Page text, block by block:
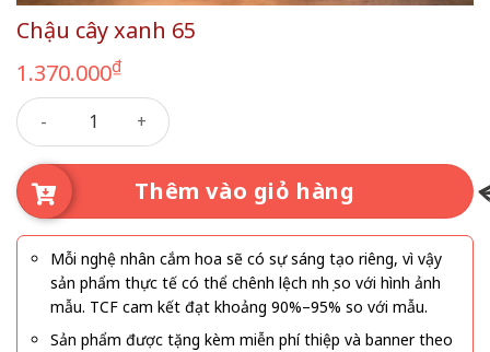
Chậu cây xanh 65
1.370.000₫
Chậu cây xanh 65 số lượng
Thêm vào giỏ hàng
Mỗi nghệ nhân cắm hoa sẽ có sự sáng tạo riêng, vì vậy
sản phẩm thực tế có thể chênh lệch nhẹ so với hình ảnh
mẫu. TCF cam kết đạt khoảng 90%–95% so với mẫu.
Sản phẩm được tặng kèm miễn phí thiệp và banner theo